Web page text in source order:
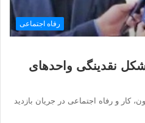
رفاه اجتماعی
نقدینگی واحدهای
کار و رفاه اجتماعی در جریان بازدید